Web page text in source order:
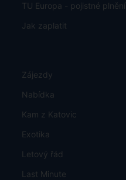
TU Europa - pojistné plnění
Jak zaplatit
Zájezdy
Nabídka
Kam z Katovic
Exotika
Letový řád
Last Minute